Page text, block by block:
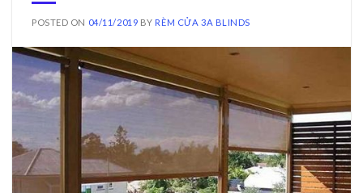
POSTED ON 04/11/2019 BY RÈM CỬA 3A BLINDS